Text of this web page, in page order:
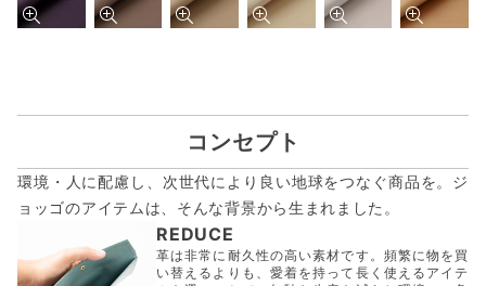
コンセプト
環境・人に配慮し、次世代により良い地球をつなぐ商品を。ジ
ョッゴのアイテムは、 そんな背景から生まれました。
REDUCE
革は非常に耐久性の高い素材です。頻繁に物を買
い替えるよりも、愛着を持って長く使えるアイテ